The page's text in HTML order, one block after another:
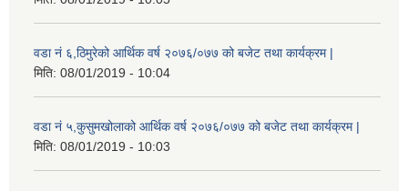
वडा नं ६,ठिमुरेको आर्थिक वर्ष २०७६/०७७ को बजेट तथा कार्यक्रम |
मिति: 08/01/2019 - 10:04
वडा नं ५,कुसुमखोलाको आर्थिक वर्ष २०७६/०७७ को बजेट तथा कार्यक्रम |
मिति: 08/01/2019 - 10:03